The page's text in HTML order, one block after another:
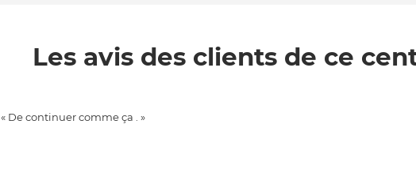
Les avis des clients de ce
« De continuer comme ça . »